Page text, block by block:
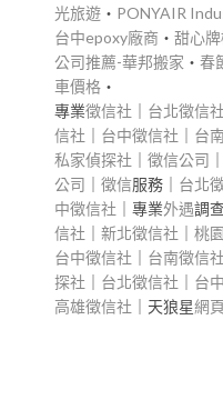
光旅遊 ‧ PONYAIR
台中epoxy廠商 ‧ 甜心
公司推薦-華邦搬家 ‧ 春
車價格 ‧
專業徵信社 台北徵信社
信社
台中徵信社 台
私家偵探社
徵信公司
公司
徵信服務｜ 台北
中徵信社 ｜專業外遇調
信社
新北徵信社 桃
台中徵信社
台南徵信社
探社
台北徵信社 台
高雄徵信社 ｜天狼星網